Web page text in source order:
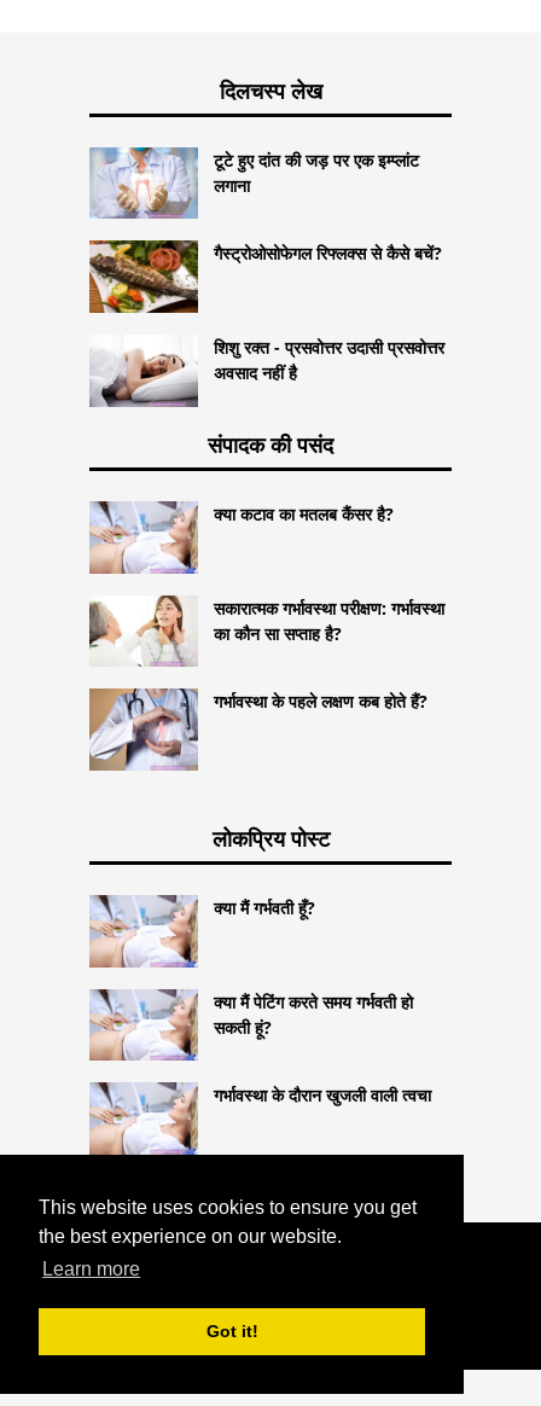
This website uses cookies to ensure you get
the best experience on our website.
Learn more
Got it!
दिलचस्प लेख
टूटे हुए दांत की जड़ पर एक इम्प्लांट
लगाना
गैस्ट्रोओसोफेगल रिफ्लक्स से कैसे बचें?
शिशु रक्त - प्रसवोत्तर उदासी प्रसवोत्तर
अवसाद नहीं है
संपादक की पसंद
क्या कटाव का मतलब कैंसर है?
सकारात्मक गर्भावस्था परीक्षण: गर्भावस्था
का कौन सा सप्ताह है?
गर्भावस्था के पहले लक्षण कब होते हैं?
लोकप्रिय पोस्ट
क्या मैं गर्भवती हूँ?
क्या मैं पेटिंग करते समय गर्भवती हो
सकती हूं?
गर्भावस्था के दौरान खुजली वाली त्वचा
HTTPS://LIFESTYLEMED.NET
और झुर्रियाँ